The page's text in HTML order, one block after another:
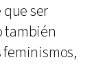
ser
también